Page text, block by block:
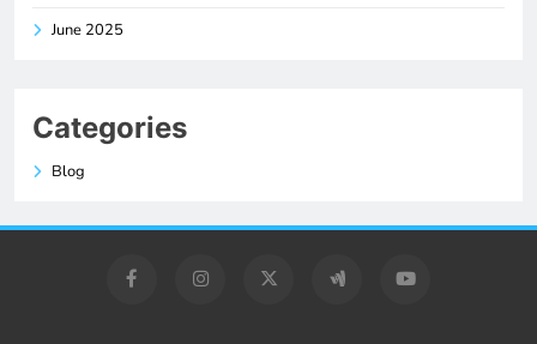
June 2025
Categories
Blog